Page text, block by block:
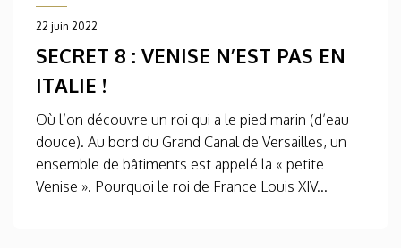
22 juin 2022
SECRET 8 : VENISE N’EST PAS EN
ITALIE !
Où l’on découvre un roi qui a le pied marin (d’eau
douce). Au bord du Grand Canal de Versailles, un
ensemble de bâtiments est appelé la « petite
Venise ». Pourquoi le roi de France Louis XIV...